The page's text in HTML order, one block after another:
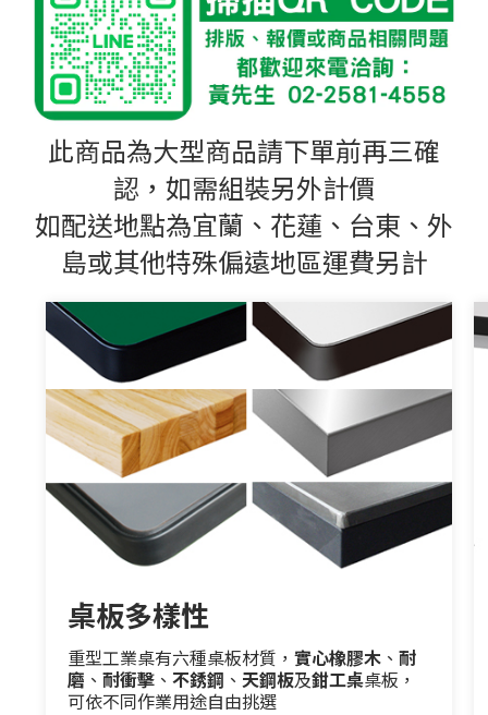
此商品為大型商品請下單前再三確
認， 如需組裝另外計價
如配送地點為宜蘭、花蓮、台東、外
島或其他特殊偏遠地區運費另計
桌板多樣性
重型工業桌有六種桌板材質， 實心橡膠木 、 耐
磨 、 耐衝擊 、 不銹鋼 、 天鋼板及鉗工桌桌板，
可依不同作業用途自由挑選